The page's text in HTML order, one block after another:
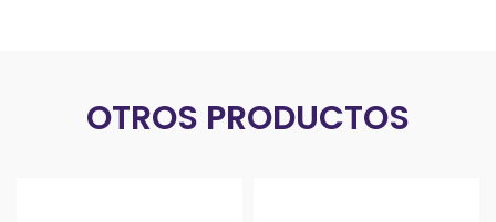
OTROS PRODUCTOS